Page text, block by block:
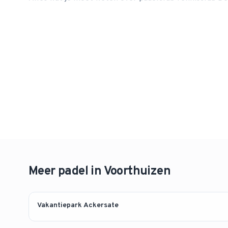
Meer padel in Voorthuizen
Vakantiepark Ackersate